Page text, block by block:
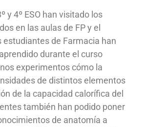
y 4º ESO han visitado los
en las aulas de FP y el
estudiantes de Farmacia han
durante el curso
experimentos cómo la
de distintos elementos
de la capacidad calorífica del
también han podido poner
de anatomía a